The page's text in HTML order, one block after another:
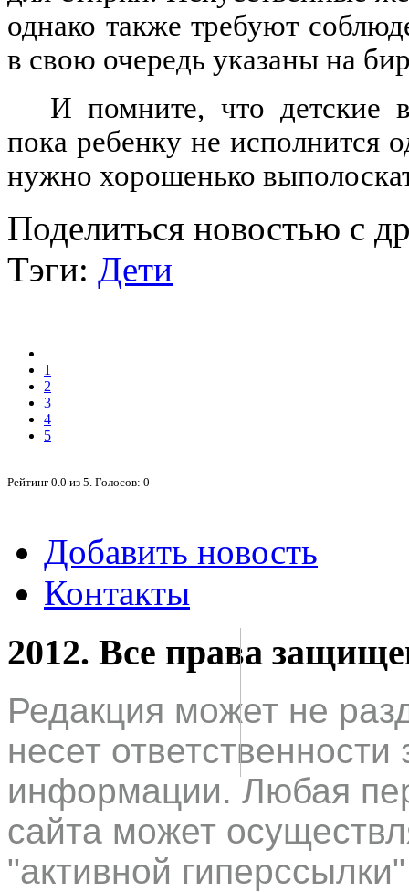
однако также требуют
в свою очередь указаны на
И помните, что детские
пока ребенку не исполнится
нужно хорошенько
Поделиться новостью с
Тэги: Дети
1
2
3
4
5
Рейтинг 0.0 из 5 . Голосов: 0
Добавить новость
Контакты
2012. Все права
Редакция может не
несет
информации. Любая
сайта может
"активной